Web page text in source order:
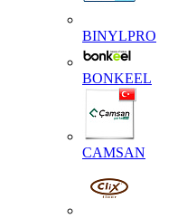
BINYLPRO
BONKEEL
CAMSAN